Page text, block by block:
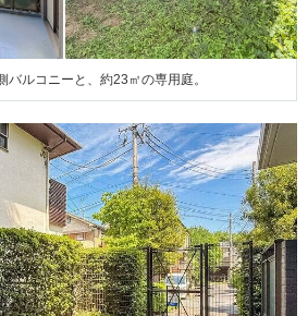
バルコニーと、約23㎡の専用庭。